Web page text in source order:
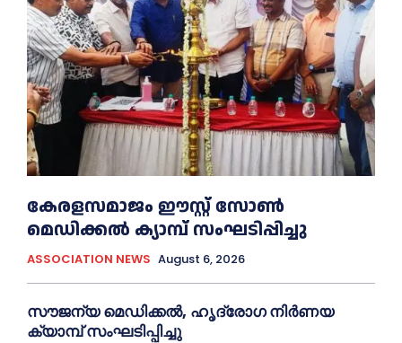
കേരളസമാജം ഈസ്റ്റ് സോണ്‍
മെഡിക്കൽ ക്യാമ്പ് സംഘടിപ്പിച്ചു
ASSOCIATION NEWS August 6, 2026
സൗജന്യ മെഡിക്കല്‍, ഹൃദ്രോഗ നിര്‍ണയ
ക്യാമ്പ് സംഘടിപ്പിച്ചു